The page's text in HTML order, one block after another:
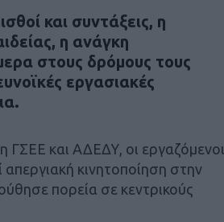
και συντάξεις, η
η ανάγκη
στους δρόμους τους
εργασιακές
ΓΣΕΕ και ΑΔΕΔΥ, οι εργαζόμενοι
κινητοποίηση στην
πορεία σε κεντρικούς